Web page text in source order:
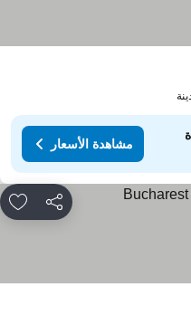
مشاهدة الأسعار
مشاركة